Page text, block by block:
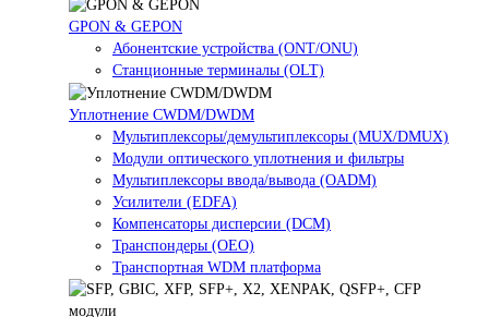
GPON & GEPON
Абонентские устройства (ONT/ONU)
Станционные терминалы (OLT)
Уплотнение CWDM/DWDM
Мультиплексоры/демультиплексоры (MUX/DMUX)
Модули оптического уплотнения и фильтры
Мультиплексоры ввода/вывода (OADM)
Усилители (EDFA)
Компенсаторы дисперсии (DCM)
Транспондеры (OEO)
Транспортная WDM платформа